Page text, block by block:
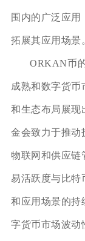
围内的广泛应
拓展其应用场景
ORKAN币
成熟和数字货
和生态布局展现
金会致力于推动
物联网和供应链
易活跃度与比特
和应用场景的持
字货币市场波动